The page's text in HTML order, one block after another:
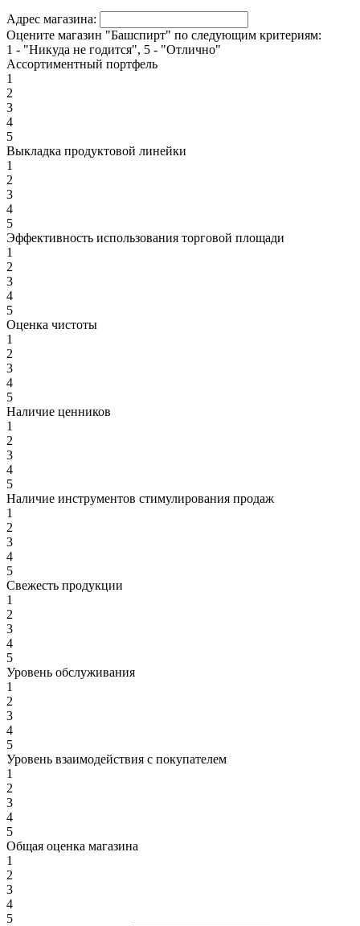
Адрес магазина:
Оцените магазин "Башспирт" по следующим критериям:
1 - "Никуда не годится", 5 - "Отлично"
Ассортиментный портфель
1
2
3
4
5
Выкладка продуктовой линейки
1
2
3
4
5
Эффективность использования торговой площади
1
2
3
4
5
Оценка чистоты
1
2
3
4
5
Наличие ценников
1
2
3
4
5
Наличие инструментов стимулирования продаж
1
2
3
4
5
Свежесть продукции
1
2
3
4
5
Уровень обслуживания
1
2
3
4
5
Уровень взаимодействия с покупателем
1
2
3
4
5
Общая оценка магазина
1
2
3
4
5